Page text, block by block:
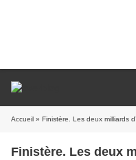
Accueil » Finistère. Les deux milliards
Finistère. Les deux